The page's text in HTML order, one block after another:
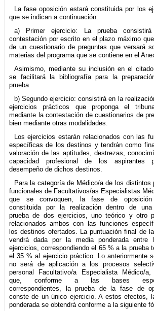
La fase oposición estará constituida por los
que se indican a continuación:
a) Primer ejercicio: La prueba
contestación por escrito en el plazo máximo
de un cuestionario de preguntas que versará
materias del programa que se contiene en el
Asimismo, mediante su inclusión en el
se facilitará la bibliografía para la
prueba.
b) Segundo ejercicio: consistirá en la
ejercicios prácticos que proponga el
mediante la contestación de cuestionarios de
bien mediante otras modalidades.
Los ejercicios estarán relacionados con las
específicas de los destinos y tendrán como
valoración de las aptitudes, destrezas,
capacidad profesional de los aspirantes
desempeño de dichos destinos.
Para la categoría de Médico/a de los distintos
funcionales de Facultativos/as Especialistas
que se convoquen, la fase de oposición
constituida por la realización dentro de una
prueba de dos ejercicios, uno teórico y otro
relacionados ambos con las funciones
los destinos ofertados. La puntuación final de
vendrá dada por la media ponderada entre
ejercicios, correspondiendo el 65 % a la prueba
el 35 % al ejercicio práctico. Lo anteriormente
no será de aplicación a los procesos
personal Facultativo/a Especialista Médico/
que, conforme a las bases
correspondientes, la prueba de la fase de
conste de un único ejercicio. A estos efectos,
ponderada se obtendrá conforme a la siguiente